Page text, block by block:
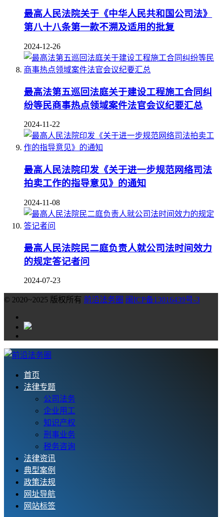
最高人民法院关于《中华人民共和国公司法》
第八十八条第一款不溯及适用的批复
2024-12-26
最高法第五巡回法庭关于建设工程施工合同纠
纷等民商事热点领域案件法官会议纪要汇总
2024-11-22
最高人民法院印发《关于进一步规范网络司法
拍卖工作的指导意见》的通知
2024-11-08
最高人民法院民二庭负责人就公司法时间效力
的规定答记者问
2024-07-23
© 2020~2025 版权所有 前沿法务圈 闽ICP备13016439号-3
首页
法律专题
公司法务
企业用工
知识产权
刑事业务
税务咨询
法律资讯
典型案例
政策法规
网址导航
网站标签